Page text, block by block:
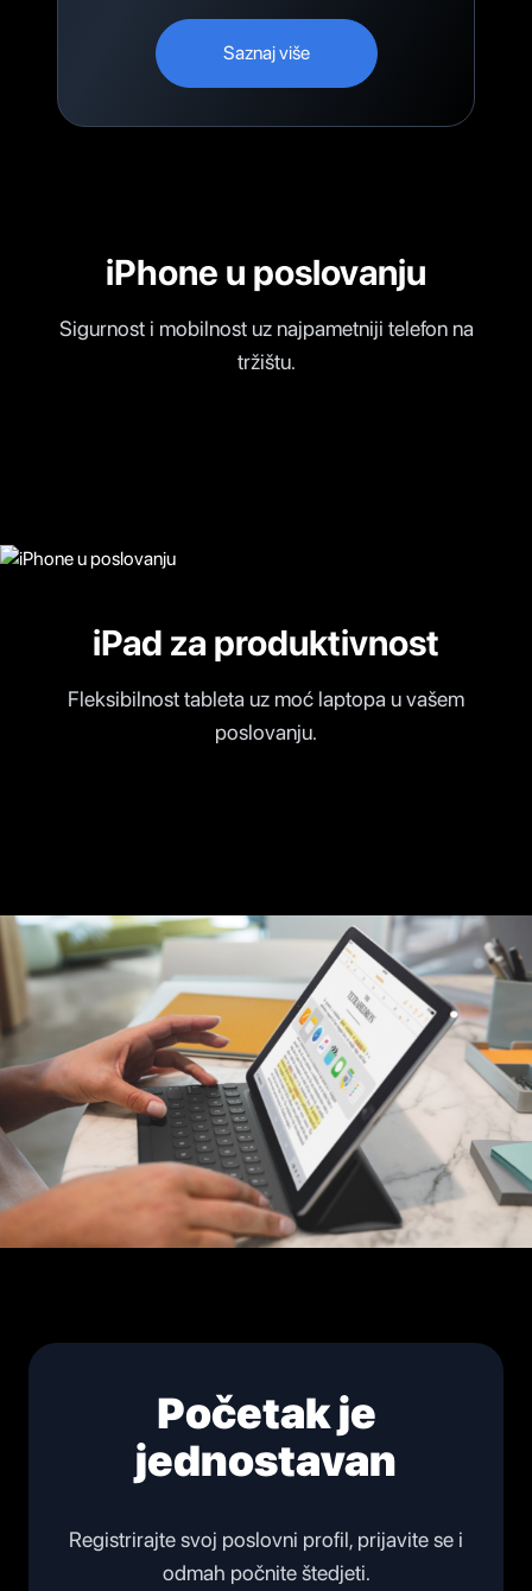
Saznaj više
iPhone u poslovanju
Sigurnost i mobilnost uz najpametniji telefon na
tržištu.
iPad za produktivnost
Fleksibilnost tableta uz moć laptopa u vašem
poslovanju.
Početak je
jednostavan
Registrirajte svoj poslovni profil, prijavite se i
odmah počnite štedjeti.